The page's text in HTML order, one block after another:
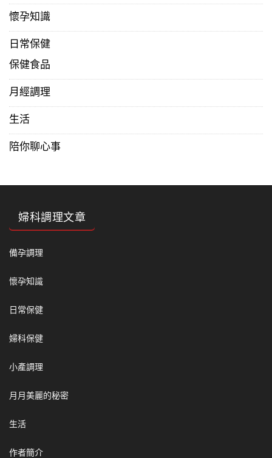
懷孕知識
日常保健
保健食品
月經調理
生活
陪你聊心事
婦科調理文章
備孕調理
懷孕知識
日常保健
婦科保健
小產調理
月月美麗的秘密
生活
作者簡介